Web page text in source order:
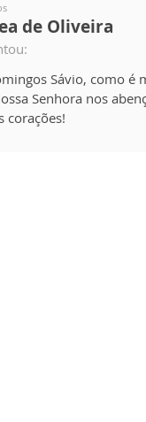
de Oliveira
Sávio, como é
Senhora nos
corações!